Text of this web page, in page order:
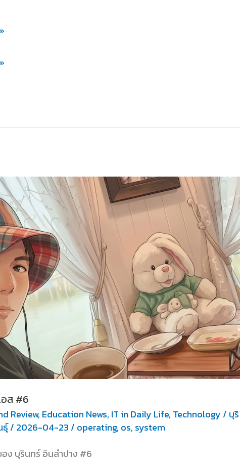
อส #6
Review, Education News, IT in Daily Life, Technology / บุริ
ธุ์/ 2026-04-23 / operating, os, system
อง บุรินทร์ อินลำปาง #6